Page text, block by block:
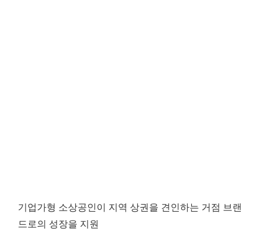
기업가형 소상공인이 지역 상권을 견인하는 거점 브랜
드로의 성장을 지원